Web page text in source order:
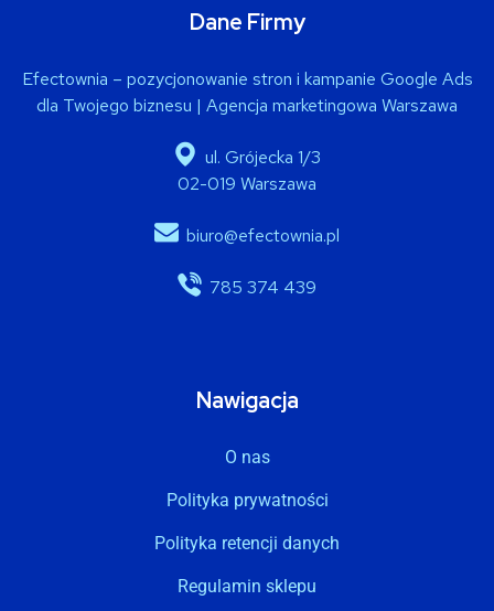
Dane Firmy
Efectownia – pozycjonowanie stron i kampanie Google Ads
dla Twojego biznesu | Agencja marketingowa Warszawa
ul. Grójecka 1/3
02-019 Warszawa
biuro@efectownia.pl
785 374 439
Nawigacja
O nas
Polityka prywatności
Polityka retencji danych
Regulamin sklepu